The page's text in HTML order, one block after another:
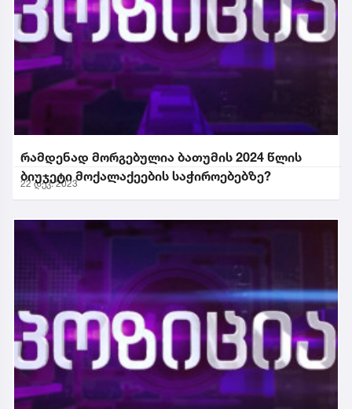
რამდენად მორგებულია ბათუმის 2024 წლის
ბიუჯეტი მოქალაქეების საჭიროებებზე?
22 დეკ. 2023